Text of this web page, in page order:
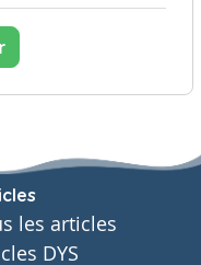
les articles
DYS